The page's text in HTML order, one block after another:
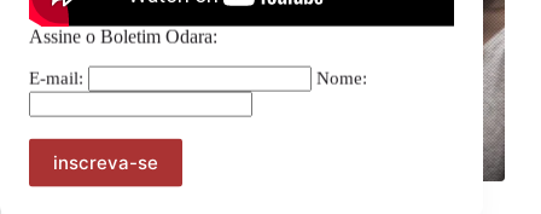
Assine o Boletim Odara:
E-mail: Nome:
Notícias